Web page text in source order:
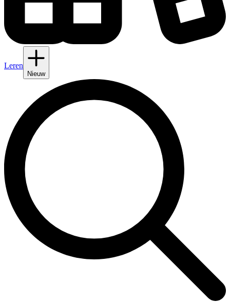
Leren
Nieuw